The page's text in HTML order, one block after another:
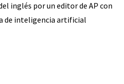
inglés por un editor de AP con
de inteligencia artificial